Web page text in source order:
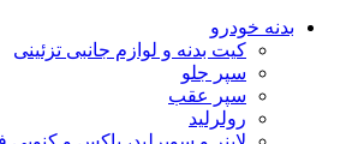
بدنه خودرو
کیت بدنه و لوازم جانبی تزئینی
سپر جلو
سپر عقب
رولرلید